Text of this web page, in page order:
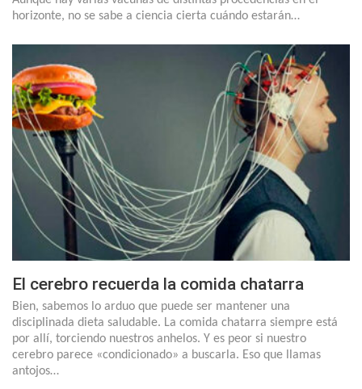
horizonte, no se sabe a ciencia cierta cuándo estarán…
El cerebro recuerda la comida chatarra
Bien, sabemos lo arduo que puede ser mantener una
disciplinada dieta saludable. La comida chatarra siempre está
por allí, torciendo nuestros anhelos. Y es peor si nuestro
cerebro parece «condicionado» a buscarla. Eso que llamas
antojos…